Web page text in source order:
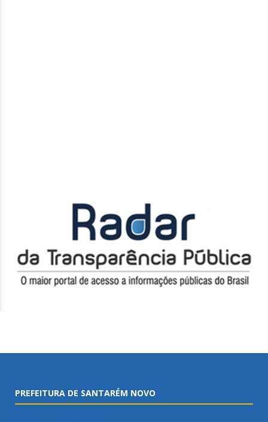
PREFEITURA DE SANTARÉM NOVO